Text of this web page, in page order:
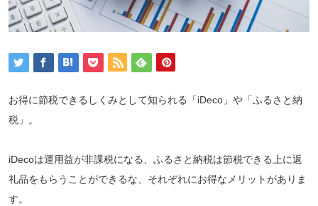
お得に節税できるしくみとして知られる「iDeco」や「ふるさと納
税」。
iDecoは運用益が非課税になる、ふるさと納税は節税できる上に返
礼品をもらうことができるな、それぞれにお得なメリットがありま
す。